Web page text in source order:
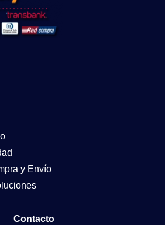
y Envío
Contacto